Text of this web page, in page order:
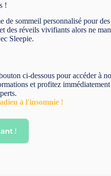
!
de sommeil personnalisé pour
des réveils vivifiants alors ne
Sleepie.
ci-dessous pour accéder à
et profitez
à l'insomnie !
!